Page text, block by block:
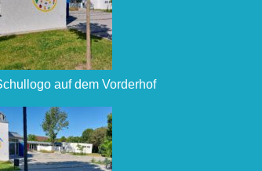
auf dem Vorderhof